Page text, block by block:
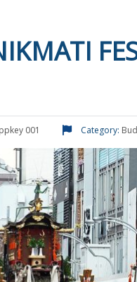
001 Category: